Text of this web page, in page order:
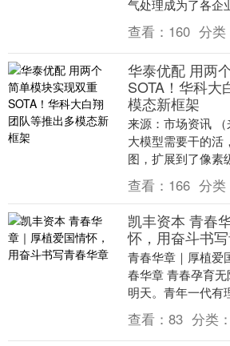
气处理成为了各企
物除臭系统在解决
重要作用。那么....
查看： 160 分类
华泰优配 用两
SOTA！华科大
模态新框架
来源：市场资讯
大模型需要干的活
图，扩展到了像素
不过，无论是
emb....
查看： 166 分类
凯丰资本 青春
怀，用奋斗书
青春华章｜厚植爱
春华章 青春孕育
明天。青年一代有
有前途，民族就有
写在祖国....
查看： 83 分类：